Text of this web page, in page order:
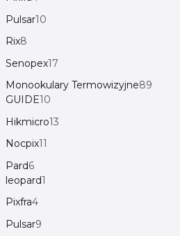
Pulsar10
Rix8
Senopex17
Monookulary Termowizyjne89
GUIDE10
Hikmicro13
Nocpix11
Pard6
leopard1
Pixfra4
Pulsar9